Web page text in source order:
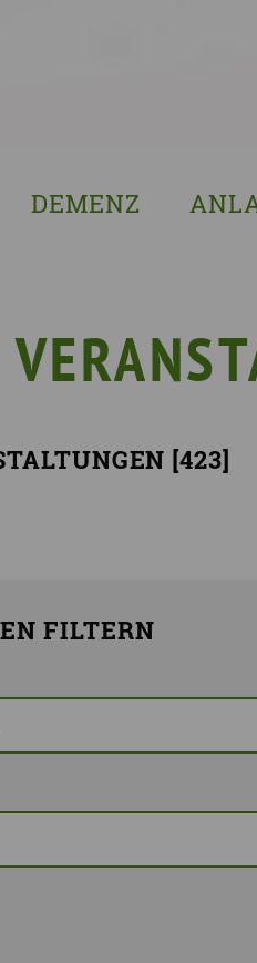
DEMENZ
Ganz
[423]
FILTERN